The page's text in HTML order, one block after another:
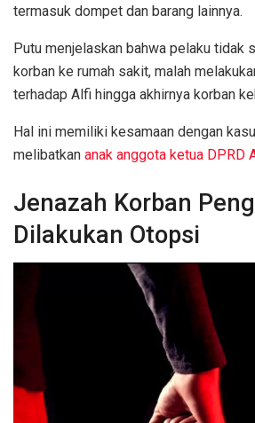
termasuk dompet dan barang lainnya.
Putu menjelaskan bahwa pelaku tidak
korban ke rumah sakit, malah
terhadap Alfi hingga akhirnya korban
Hal ini memiliki kesamaan dengan
melibatkan anak anggota ketua DPRD
Jenazah Korban
Dilakukan Otopsi